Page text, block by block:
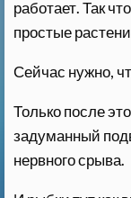
работает. Так
простые
Сейчас нужно,
Только после
задуманный
нервного срыва.